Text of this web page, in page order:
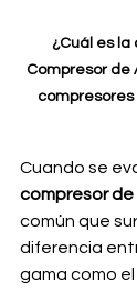
¿Cuál es
Compresor de
Cuando se
compresor de
común que
diferencia
gama como el